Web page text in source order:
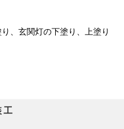
、玄関灯の下塗り、上塗り